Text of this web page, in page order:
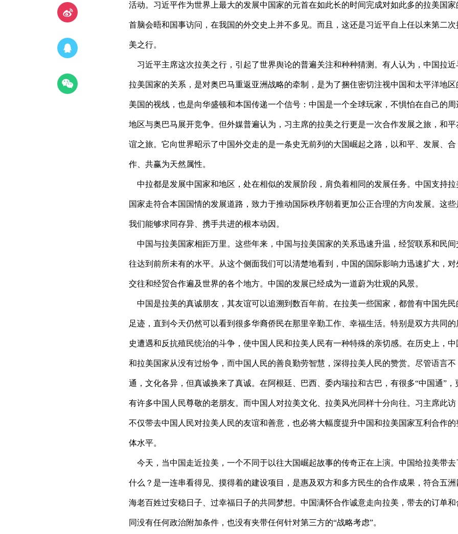
活动。习近平作为世界上最大的发展中国家的元首在如此长的时间完成对如此多的拉美国家
首脑会晤和国事访问，在我国的外交史上并不多见。而且，这还是习近平自上任以来第二次
美之行。
习近平主席这次拉美之行，引起了世界舆论的普遍关注和种种猜测。有人认为，中国拉近
拉美国家的关系，是对奥巴马重返亚洲战略的牵制，是为了捆住密切注视中国和太平洋地区
美国的视线，也是向华盛顿和本国传递一个信号：中国是一个全球玩家，不惧怕在自己的周
地区与奥巴马展开竞争。但外媒普遍认为，习主席的拉美之行更是一次合作发展之旅，和平
谊之旅。它向世界昭示了中国外交走的是一条史无前列的大国崛起之路，以和平、发展、合
作、共赢为天然属性。
中拉都是发展中国家和地区，处在相似的发展阶段，肩负着相同的发展任务。中国支持拉
国家走符合本国国情的发展道路，致力于推动国际秩序朝着更加公正合理的方向发展。这些
我们能够求同存异、携手共进的根本动因。
中国与拉美国家相距万里。这些年来，中国与拉美国家的关系迅速升温，经贸联系和民间
往达到前所未有的水平。从这个侧面我们可以清楚地看到，中国的国际影响力迅速扩大，对
交往和经贸合作遍及世界的各个地方。中国的发展已经成为一道蔚为壮观的风景。
中国是拉美的真诚朋友，其友谊可以追溯到数百年前。在拉美一些国家，都曾有中国先民
足迹，直到今天仍然可以看到很多华裔侨民在那里辛勤工作、幸福生活。特别是双方共同的
史遭遇和反抗殖民统治的斗争，使中国人民和拉美人民有一种特殊的亲切感。在历史上，中
和拉美国家从没有过纷争，而中国人民的善良勤劳智慧，深得拉美人民的赞赏。尽管语言不
通，文化各异，但真诚换来了真诚。在阿根廷、巴西、委内瑞拉和古巴，有很多“中国通”，
有许多中国人民尊敬的老朋友。而中国人对拉美文化、拉美风光同样十分向往。习主席此访
不仅带去中国人民对拉美人民的友谊和善意，也必将大幅度提升中国和拉美国家互利合作的
体水平。
今天，当中国走近拉美，一个不同于以往大国崛起故事的传奇正在上演。中国给拉美带去
什么？是一连串看得见、摸得着的建设项目，是惠及双方和多方民生的合作成果，符合五洲
海老百姓过安稳日子、过幸福日子的共同梦想。中国满怀合作诚意走向拉美，带去的订单和
同没有任何政治附加条件，也没有夹带任何针对第三方的“战略考虑”。